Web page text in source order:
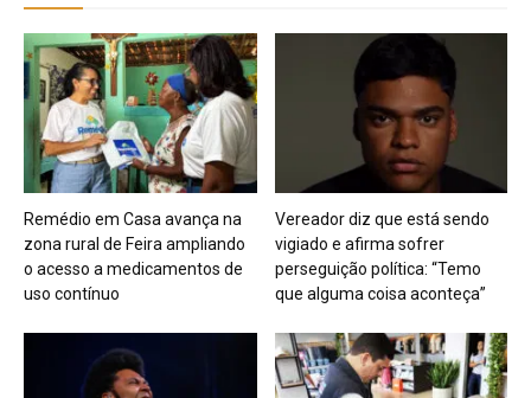
Remédio em Casa avança na
zona rural de Feira ampliando
o acesso a medicamentos de
uso contínuo
Vereador diz que está sendo
vigiado e afirma sofrer
perseguição política: “Temo
que alguma coisa aconteça”